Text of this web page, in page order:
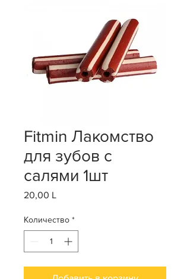
Fitmin Лакомство
для зубов с
салями 1шт
20,00 LЦена
Количество *